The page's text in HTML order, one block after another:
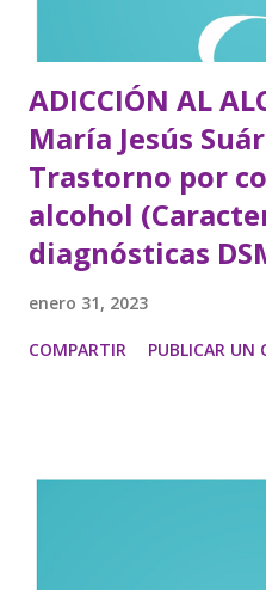
ADICCIÓN AL
María Jesús
Trastorno por
alcohol
diagnósticas
enero 31, 2023
COMPARTIR PUBLICAR UN